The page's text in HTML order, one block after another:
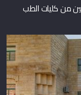
من كليات الطب